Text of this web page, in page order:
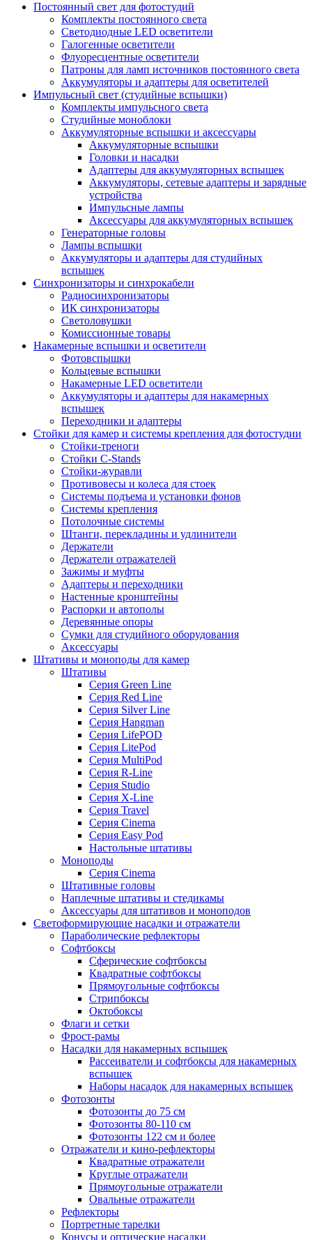
Постоянный свет для фотостудий
Комплекты постоянного света
Светодиодные LED осветители
Галогенные осветители
Флуоресцентные осветители
Патроны для ламп источников постоянного света
Аккумуляторы и адаптеры для осветителей
Импульсный свет (студийные вспышки)
Комплекты импульсного света
Студийные моноблоки
Аккумуляторные вспышки и аксессуары
Аккумуляторные вспышки
Головки и насадки
Адаптеры для аккумуляторных вспышек
Аккумуляторы, сетевые адаптеры и зарядные
устройства
Импульсные лампы
Аксессуары для аккумуляторных вспышек
Генераторные головы
Лампы вспышки
Аккумуляторы и адаптеры для студийных
вспышек
Синхронизаторы и синхрокабели
Радиосинхронизаторы
ИК синхронизаторы
Светоловушки
Комиссионные товары
Накамерные вспышки и осветители
Фотовспышки
Кольцевые вспышки
Накамерные LED осветители
Аккумуляторы и адаптеры для накамерных
вспышек
Переходники и адаптеры
Стойки для камер и системы крепления для фотостудии
Стойки-треноги
Стойки C-Stands
Стойки-журавли
Противовесы и колеса для стоек
Системы подъема и установки фонов
Системы крепления
Потолочные системы
Штанги, перекладины и удлинители
Держатели
Держатели отражателей
Зажимы и муфты
Адаптеры и переходники
Настенные кронштейны
Распорки и автополы
Деревянные опоры
Сумки для студийного оборудования
Аксессуары
Штативы и моноподы для камер
Штативы
Серия Green Line
Серия Red Line
Серия Silver Line
Серия Hangman
Серия LifePOD
Серия LitePod
Серия MultiPod
Серия R-Line
Серия Studio
Серия X-Line
Серия Travel
Серия Cinema
Серия Easy Pod
Настольные штативы
Моноподы
Серия Cinema
Штативные головы
Наплечные штативы и стедикамы
Аксессуары для штативов и моноподов
Светоформирующие насадки и отражатели
Параболические рефлекторы
Софтбоксы
Сферические софтбоксы
Квадратные софтбоксы
Прямоугольные софтбоксы
Стрипбоксы
Октобоксы
Флаги и сетки
Фрост-рамы
Насадки для накамерных вспышек
Рассеиватели и софтбоксы для накамерных
вспышек
Наборы насадок для накамерных вспышек
Фотозонты
Фотозонты до 75 см
Фотозонты 80-110 см
Фотозонты 122 см и более
Отражатели и кино-рефлекторы
Квадратные отражатели
Круглые отражатели
Прямоугольные отражатели
Овальные отражатели
Рефлекторы
Портретные тарелки
Конусы и оптические насадки